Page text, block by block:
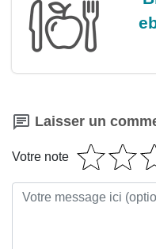
Laisser un
Votre note